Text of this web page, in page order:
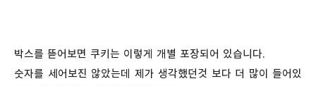
박스를 뜯어보면 쿠키는 이렇게 개별 포장되어 있습니다.
숫자를 세어보진 않았는데 제가 생각했던것 보다 더 많이 들어있